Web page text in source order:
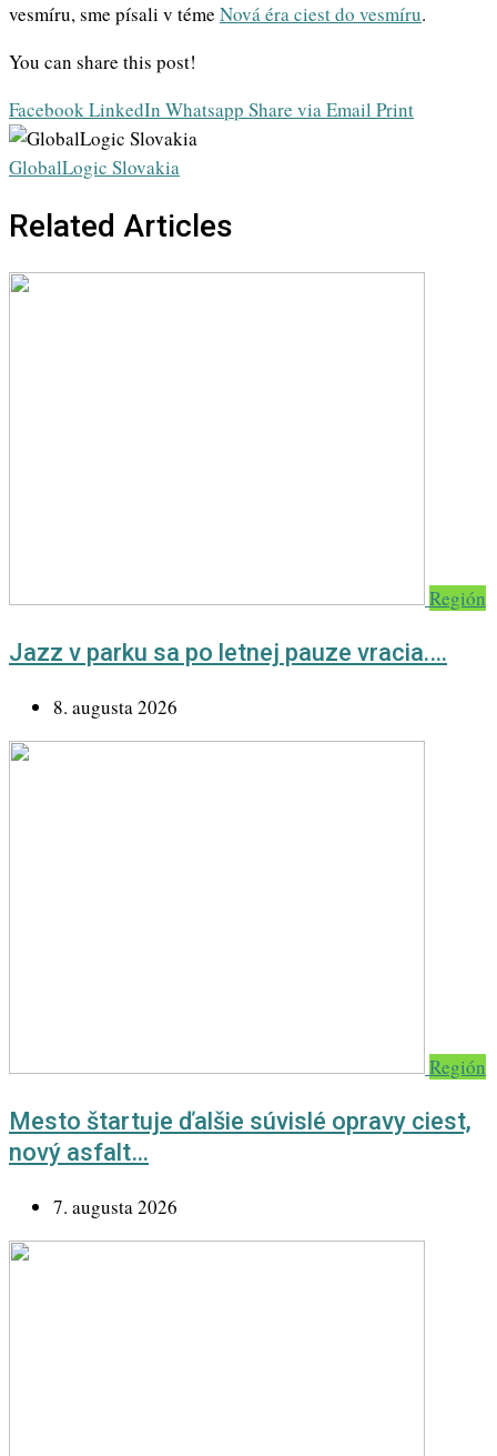
vesmíru, sme písali v téme Nová éra ciest do vesmíru.
You can share this post!
FacebookLinkedIn Whatsapp Share via Email Print
GlobalLogic Slovakia
Related Articles
Región
Jazz v parku sa po letnej pauze vracia.…
8. augusta 2026
Región
Mesto štartuje ďalšie súvislé opravy ciest,
nový asfalt…
7. augusta 2026